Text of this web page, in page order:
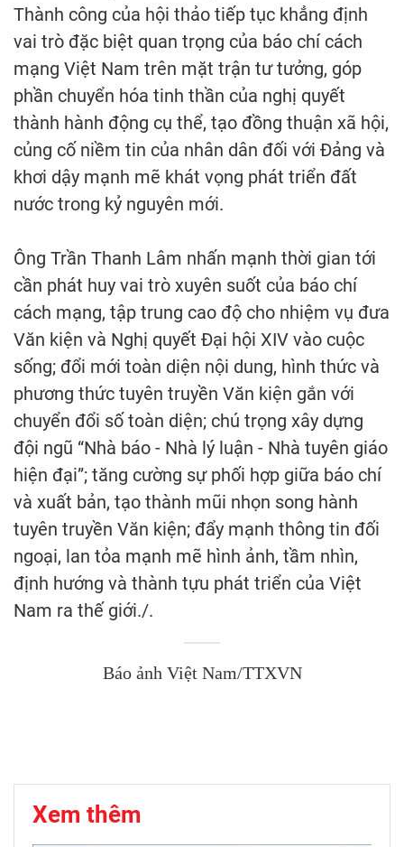
Thành công của hội thảo tiếp tục khẳng định
vai trò đặc biệt quan trọng của báo chí cách
mạng Việt Nam trên mặt trận tư tưởng, góp
phần chuyển hóa tinh thần của nghị quyết
thành hành động cụ thể, tạo đồng thuận xã hội,
củng cố niềm tin của nhân dân đối với Đảng và
khơi dậy mạnh mẽ khát vọng phát triển đất
nước trong kỷ nguyên mới.
Ông Trần Thanh Lâm nhấn mạnh thời gian tới
cần phát huy vai trò xuyên suốt của báo chí
cách mạng, tập trung cao độ cho nhiệm vụ đưa
Văn kiện và Nghị quyết Đại hội XIV vào cuộc
sống; đổi mới toàn diện nội dung, hình thức và
phương thức tuyên truyền Văn kiện gắn với
chuyển đổi số toàn diện; chú trọng xây dựng
đội ngũ “Nhà báo - Nhà lý luận - Nhà tuyên giáo
hiện đại”; tăng cường sự phối hợp giữa báo chí
và xuất bản, tạo thành mũi nhọn song hành
tuyên truyền Văn kiện; đẩy mạnh thông tin đối
ngoại, lan tỏa mạnh mẽ hình ảnh, tầm nhìn,
định hướng và thành tựu phát triển của Việt
Nam ra thế giới./.
Báo ảnh Việt Nam/TTXVN
Xem thêm